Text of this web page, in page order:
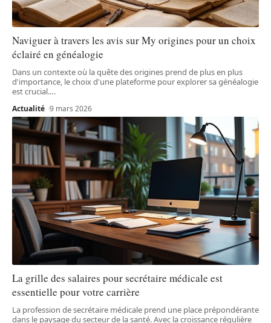
Naviguer à travers les avis sur My origines pour un choix
éclairé en généalogie
Dans un contexte où la quête des origines prend de plus en plus
d'importance, le choix d'une plateforme pour explorer sa généalogie
est crucial.…
Actualité 9 mars 2026
La grille des salaires pour secrétaire médicale est
essentielle pour votre carrière
La profession de secrétaire médicale prend une place prépondérante
dans le paysage du secteur de la santé. Avec la croissance régulière